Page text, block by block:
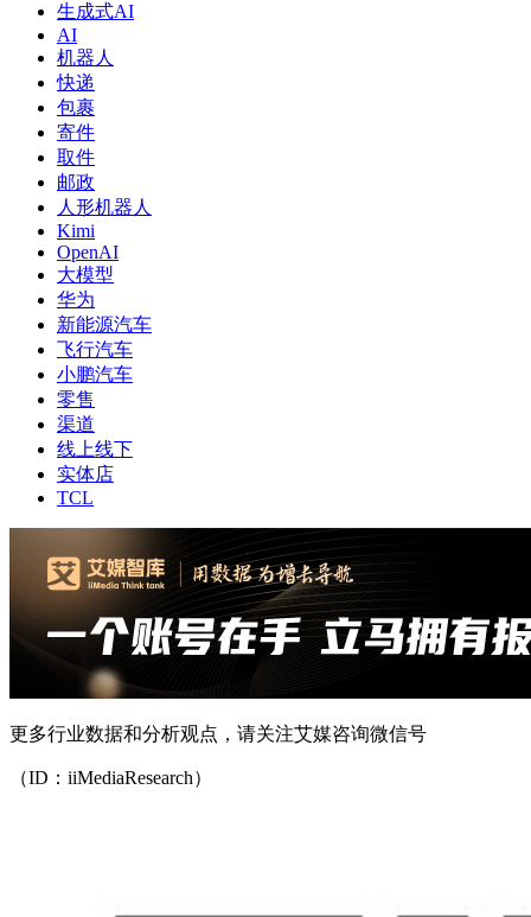
生成式AI
AI
机器人
快递
包裹
寄件
取件
邮政
人形机器人
Kimi
OpenAI
大模型
华为
新能源汽车
飞行汽车
小鹏汽车
零售
渠道
线上线下
实体店
TCL
更多行业数据和分析观点，请关注艾媒咨询微信号
（ID：iiMediaResearch）